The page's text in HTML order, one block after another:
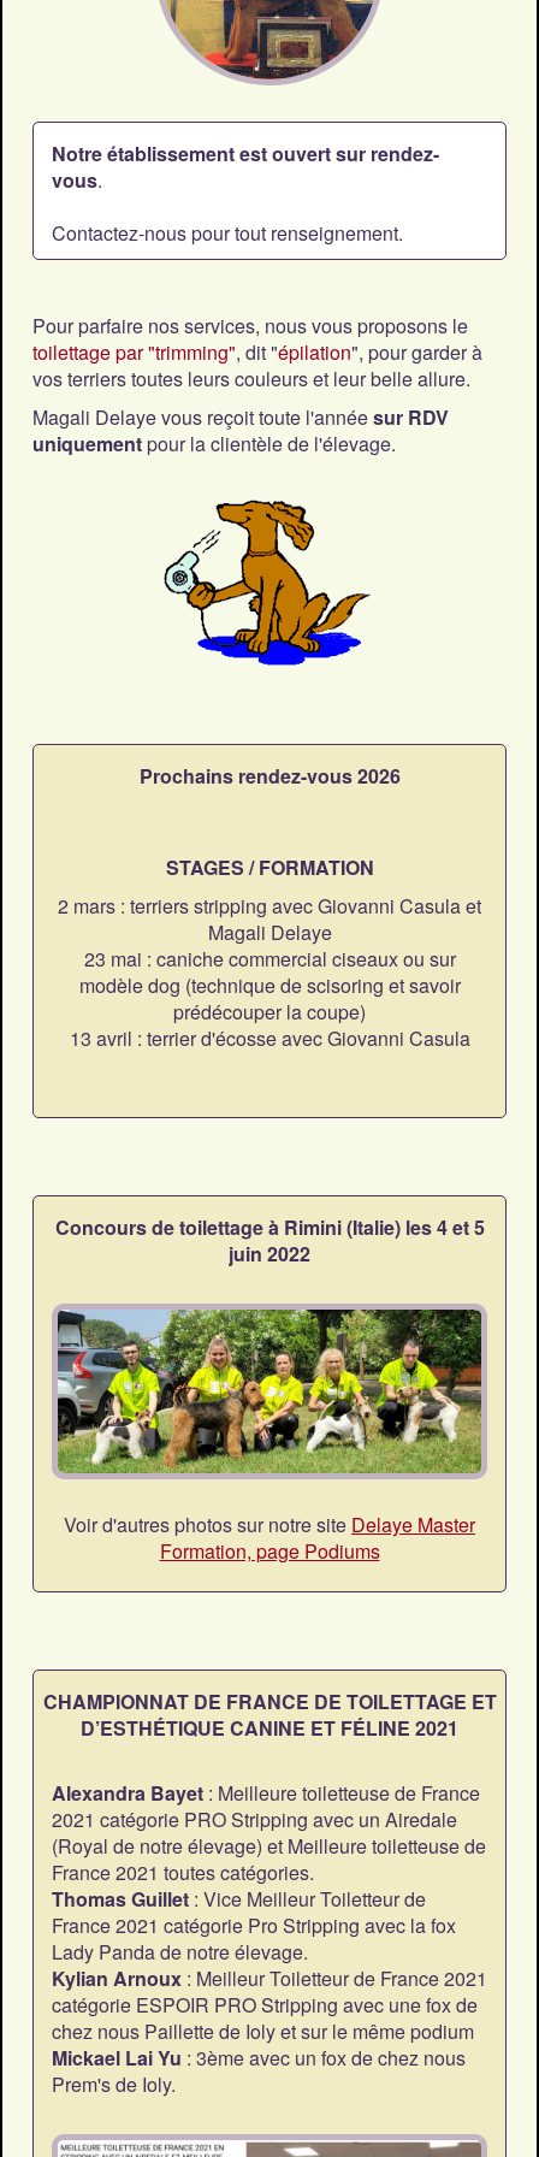
Notre établissement est ouvert sur rendez-
vous.
Contactez-nous pour tout renseignement.
Pour parfaire nos services, nous vous proposons le
toilettage par "trimming", dit "épilation", pour garder à
vos terriers toutes leurs couleurs et leur belle allure.
Magali Delaye vous reçoit toute l'annéesur RDV
uniquementpour la clientèle de l'élevage.
Prochains rendez-vous 2026
STAGES / FORMATION
2 mars : terriers stripping avec Giovanni Casula et
Magali Delaye
23 mai : caniche commercial ciseaux ou sur
modèle dog (technique de scisoring et savoir
prédécouper la coupe)
13 avril : terrier d'écosse avec Giovanni Casula
Concours de toilettage à Rimini (Italie) les 4 et 5
juin 2022
Voir d'autres photos sur notre site Delaye Master
Formation, page Podiums
CHAMPIONNAT DE FRANCE DE TOILETTAGE ET
D’ESTHÉTIQUE CANINE ET FÉLINE 2021
Alexandra Bayet : Meilleure toiletteuse de France
2021 catégorie PRO Stripping avec un Airedale
(Royal de notre élevage) et Meilleure toiletteuse de
France 2021 toutes catégories.
Thomas Guillet : Vice Meilleur Toiletteur de
France 2021 catégorie Pro Stripping avec la fox
Lady Panda de notre élevage.
Kylian Arnoux : Meilleur Toiletteur de France 2021
catégorie ESPOIR PRO Stripping avec une fox de
chez nous Paillette de Ioly et sur le même podium
Mickael Lai Yu : 3ème avec un fox de chez nous
Prem's de Ioly.